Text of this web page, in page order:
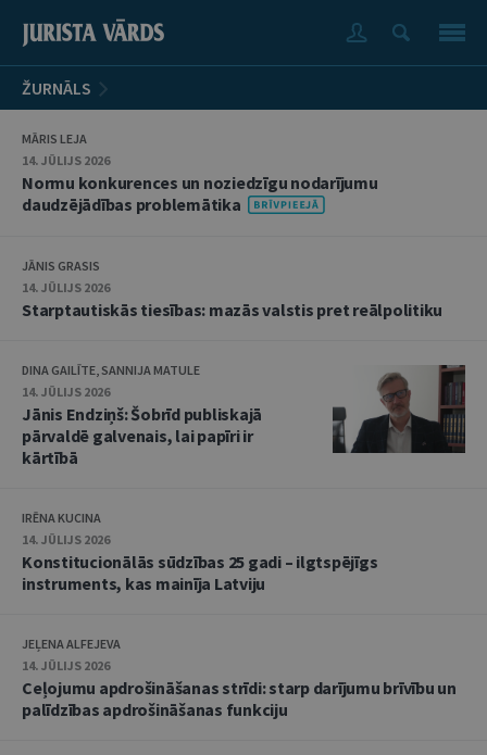
ŽURNĀLS
MĀRIS LEJA
14. JŪLIJS 2026
Normu konkurences un noziedzīgu nodarījumu
daudzējādības problemātika
JĀNIS GRASIS
14. JŪLIJS 2026
Starptautiskās tiesības: mazās valstis pret reālpolitiku
DINA GAILĪTE, SANNIJA MATULE
14. JŪLIJS 2026
Jānis Endziņš: Šobrīd publiskajā
pārvaldē galvenais, lai papīri ir
kārtībā
IRĒNA KUCINA
14. JŪLIJS 2026
Konstitucionālās sūdzības 25 gadi – ilgtspējīgs
instruments, kas mainīja Latviju
JEĻENA ALFEJEVA
14. JŪLIJS 2026
Ceļojumu apdrošināšanas strīdi: starp darījumu brīvību un
palīdzības apdrošināšanas funkciju